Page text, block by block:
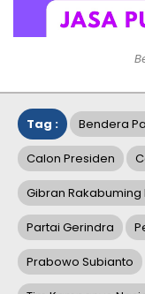
Tag : Bendera
Calon Presiden
Gibran Rakabuming
Partai Gerindra
Prabowo Subianto